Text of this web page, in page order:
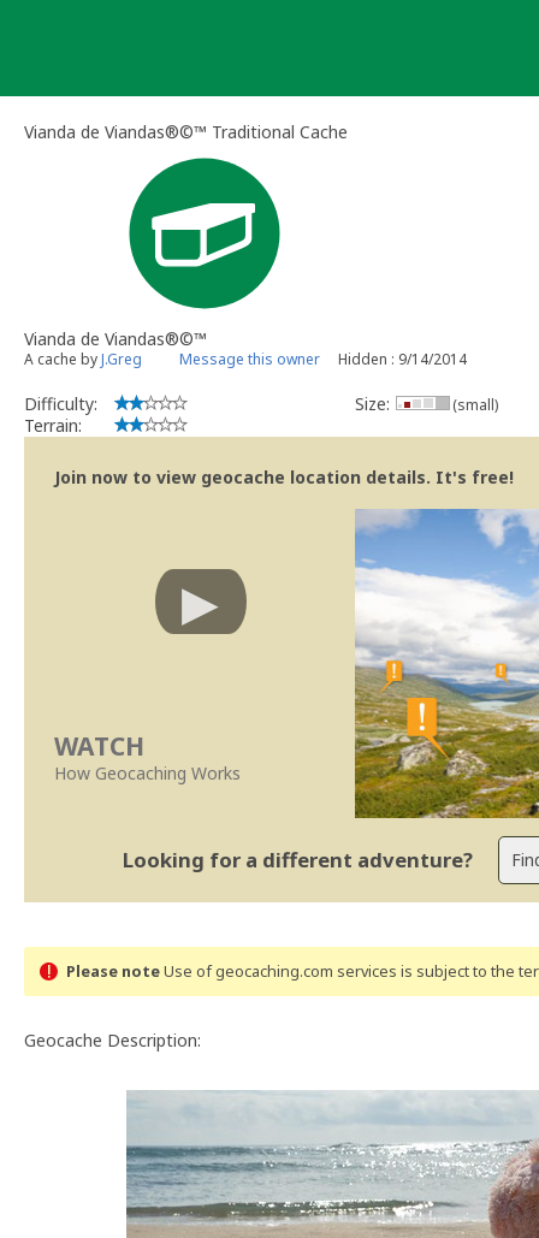
Vianda de Viandas®©™ Traditional Cache
Vianda de Viandas®©™
A cache byJ.Greg Message this owner Hidden : 9/14/2014
Difficulty:
Terrain:
Size: (small)
Join now to view geocache location details. It's free!
WATCH
How Geocaching Works
Looking for a different adventure?
Please noteUse of geocaching.com services is subject to the
Geocache Description: